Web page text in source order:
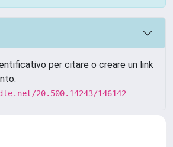
per citare o creare un link
20.500.14243/146142